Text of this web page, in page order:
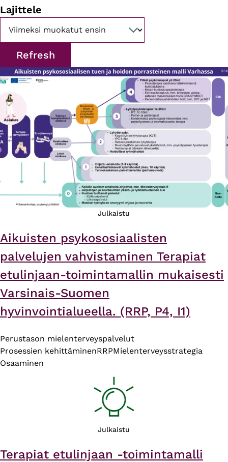
Lajittele
Julkaistu
Aikuisten psykososiaalisten
palvelujen vahvistaminen Terapiat
etulinjaan-toimintamallin mukaisesti
Varsinais-Suomen
hyvinvointialueella. (RRP, P4, I1)
Perustason mielenterveyspalvelut
Prosessien kehittäminenRRPMielenterveysstrategia
Osaaminen
Julkaistu
Terapiat etulinjaan -toimintamalli